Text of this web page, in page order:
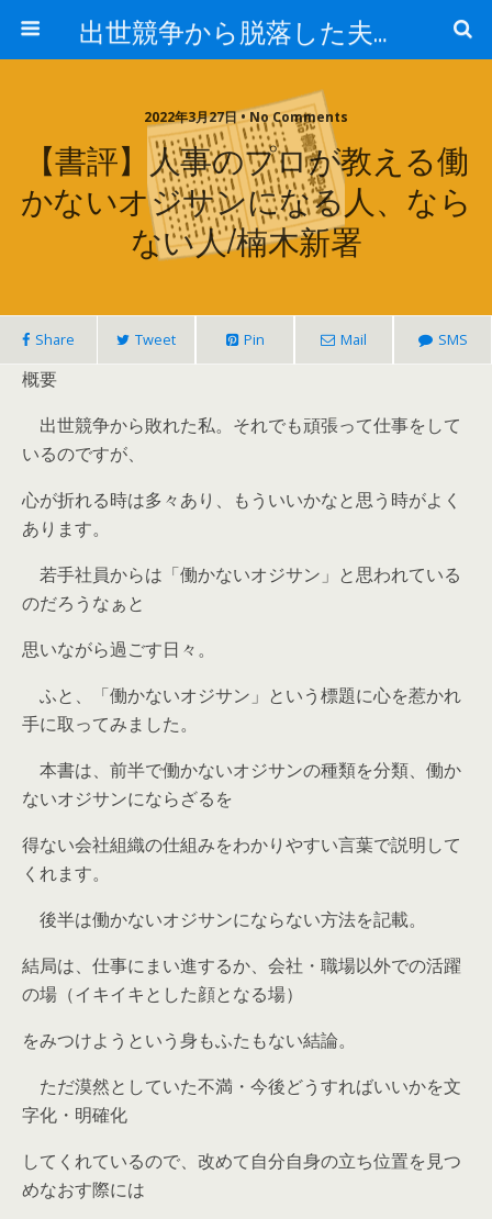
出世競争から脱落した夫と妻の日常
2022年3月27日 • No Comments
【書評】人事のプロが教える働
かないオジサンになる人、なら
ない人/楠木新署
Share Tweet Pin Mail SMS
概要
出世競争から敗れた私。それでも頑張って仕事をして
いるのですが、
心が折れる時は多々あり、もういいかなと思う時がよく
あります。
若手社員からは「働かないオジサン」と思われている
のだろうなぁと
思いながら過ごす日々。
ふと、「働かないオジサン」という標題に心を惹かれ
手に取ってみました。
本書は、前半で働かないオジサンの種類を分類、働か
ないオジサンにならざるを
得ない会社組織の仕組みをわかりやすい言葉で説明して
くれます。
後半は働かないオジサンにならない方法を記載。
結局は、仕事にまい進するか、会社・職場以外での活躍
の場（イキイキとした顔となる場）
をみつけようという身もふたもない結論。
ただ漠然としていた不満・今後どうすればいいかを文
字化・明確化
してくれているので、改めて自分自身の立ち位置を見つ
めなおす際には